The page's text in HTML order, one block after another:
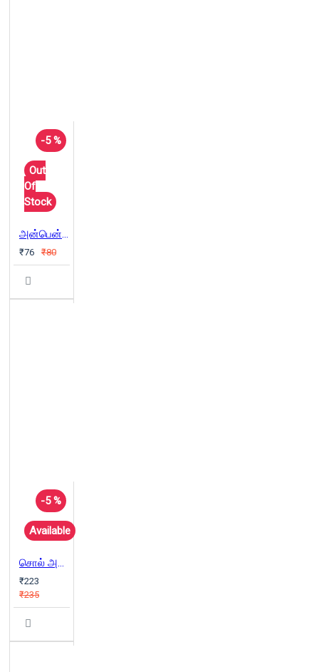
-5 %
Out
Of
Stock
அன்பென்பது ஒரு தந்திரம் அல்ல
₹76 ₹80
-5 %
Available
சொல் அல்ல செயல்
₹223
₹235